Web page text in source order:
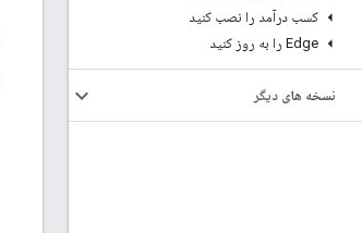
کسب درآمد را نصب کنید
Edge را به روز کنید
نسخه های دیگر